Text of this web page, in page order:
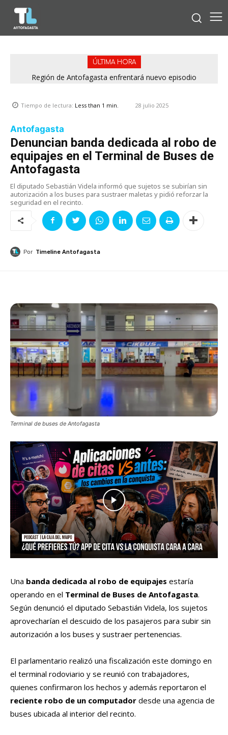
ÚLTIMA HORA
Región de Antofagasta enfrentará nuevo episodio
Bipay explica: Así funciona el pago con tarjetas bancarias en
Tiempo de lectura: Less than 1 min. 28 julio 2025
Antofagasta
Denuncian banda dedicada al robo de
equipajes en el Terminal de Buses de
Antofagasta
El diputado Sebastián Videla informó que sujetos se subirían sin
autorización a los buses para sustraer maletas y pidió reforzar la
seguridad en el recinto.
Por Timeline Antofagasta
Terminal de buses de Antofagasta
Una banda dedicada al robo de equipajes estaría
operando en el Terminal de Buses de Antofagasta.
Según denunció el diputado Sebastián Videla, los sujetos
aprovecharían el descuido de los pasajeros para subir sin
autorización a los buses y sustraer pertenencias.
El parlamentario realizó una fiscalización este domingo en
el terminal rodoviario y se reunió con trabajadores,
quienes confirmaron los hechos y además reportaron el
reciente robo de un computador desde una agencia de
buses ubicada al interior del recinto.